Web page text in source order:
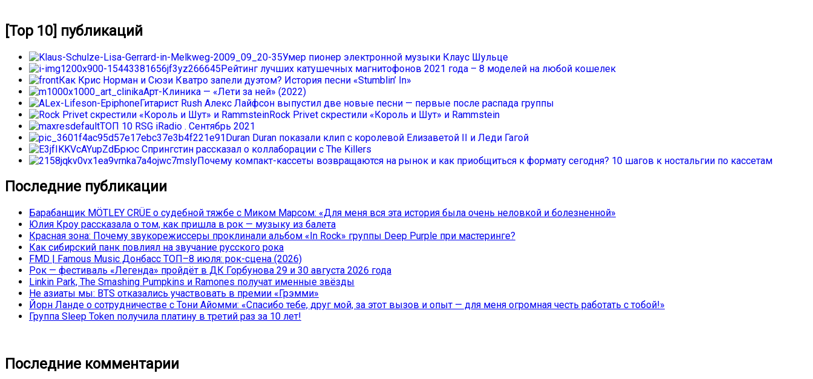
[Top 10] публикаций
Умер пионер электронной музыки Клаус Шульце
Рейтинг лучших катушечных магнитофонов 2021 года – 8 моделей на любой кошелек
Как Крис Норман и Сюзи Кватро запели дуэтом? История песни «Stumblin’ In»
Арт-Клиника — «Лети за ней» (2022)
Гитарист Rush Алекс Лайфсон выпустил две новые песни — первые после распада группы
Rock Privet скрестили «Король и Шут» и Rammstein
ТОП 10 RSG iRadio . Сентябрь 2021
Duran Duran показали клип с королевой Елизаветой II и Леди Гагой
Брюс Спрингстин рассказал о коллаборации с The Killers
Почему компакт-кассеты возвращаются на рынок и как приобщиться к формату сегодня? 10 шагов к ностальгии по кассетам
Последние публикации
Барабанщик MÖTLEY CRÜE о судебной тяжбе с Миком Марсом: «Для меня вся эта история была очень неловкой и болезненной»
Юлия Кроу рассказала о том, как пришла в рок — музыку из балета
Красная зона: Почему звукорежиссеры проклинали альбом «In Rock» группы Deep Purple при мастеринге?
Как сибирский панк повлиял на звучание русского рока
FMD | Famous Music Донбасс ТОП–8 июля: рок-сцена (2026)
Рок — фестиваль «Легенда» пройдёт в ДК Горбунова 29 и 30 августа 2026 года
Linkin Park, The Smashing Pumpkins и Ramones получат именные звёзды
Не азиаты мы: BTS отказались участвовать в премии «Грэмми»
Йорн Ланде о сотрудничестве с Тони Айомми: «Спасибо тебе, друг мой, за этот вызов и опыт — для меня огромная честь работать с тобой!»
Группа Sleep Token получила платину в третий раз за 10 лет!
Последние комментарии